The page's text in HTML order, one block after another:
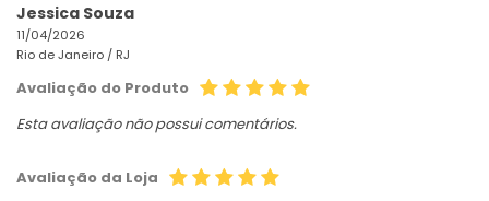
Jessica Souza
11/04/2026
Rio de Janeiro / RJ
Avaliação do Produto
Esta avaliação não possui comentários.
Avaliação da Loja